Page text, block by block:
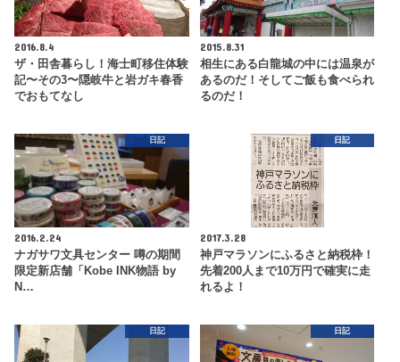
2016.8.4
ザ・田舎暮らし！海士町移住体験
記〜その3〜隠岐牛と岩ガキ春香
でおもてなし
2015.8.31
相生にある白龍城の中には温泉が
あるのだ！そしてご飯も食べられ
るのだ！
日記
2016.2.24
ナガサワ文具センター 噂の期間
限定新店舗「Kobe INK物語 by
N…
日記
2017.3.28
神戸マラソンにふるさと納税枠！
先着200人まで10万円で確実に走
れるよ！
日記 日記